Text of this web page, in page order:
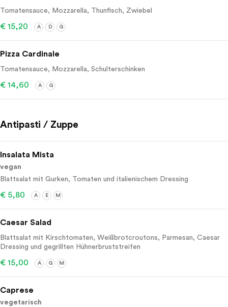
Tomatensauce, Mozzarella, Thunfisch, Zwiebel
€ 15,20 A D G
Pizza Cardinale
Tomatensauce, Mozzarella, Schulterschinken
€ 14,60 A G
Antipasti / Zuppe
Insalata Mista
vegan
Blattsalat mit Gurken, Tomaten und italienischem Dressing
€ 5,80 A E M
Caesar Salad
Blattsalat mit Kirschtomaten, Weißbrotcroutons, Parmesan, Caesar
Dressing und gegrillten Hühnerbruststreifen
€ 15,00 A G M
Caprese
vegetarisch